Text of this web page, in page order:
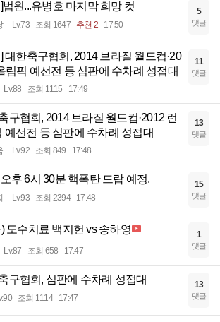
법원...유병호 마지막 희망 컷
Lv.73 조회 1647 추천 2 17:50
5
댓글
대한축구협회, 2014 브라질 월드컵·20
림픽 예선전 등 심판에 수차례 성접대
Lv.88 조회 1115 17:49
11
댓글
구협회, 2014 브라질 월드컵·2012 런
예선전 등 심판에 수차례 성접대
Lv.92 조회 849 17:48
13
댓글
후 6시 30분 핵폭탄 드랍 예정.
Lv.93 조회 2394 17:48
15
댓글
도수치료 백지헌 vs 송하영
Lv.87 조회 658 17:47
1
댓글
구협회, 심판에 수차례 성접대
조회 1114 17:47
13
댓글